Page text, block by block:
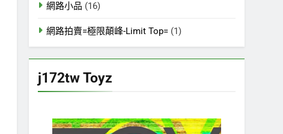
網路小品 (16)
網路拍賣=極限顛峰-Limit Top= (1)
j172tw Toyz